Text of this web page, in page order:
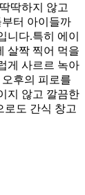
딱하지 않고
터 아이들까
다. ​특히 에이
살짝 찍어 먹을
게 사르르 녹아
후의 피로를
지 않고 깔끔한
로도 간식 창고